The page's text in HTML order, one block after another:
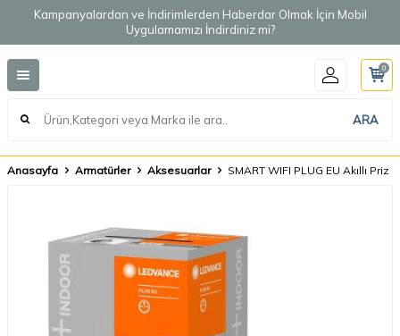
Kampanyalardan ve İndirimlerden Haberdar Olmak İçin Mobil
Uygulamamızı İndirdiniz mi?
ARA
0
Anasayfa Armatürler Aksesuarlar SMART WIFI PLUG EU Akıllı Priz